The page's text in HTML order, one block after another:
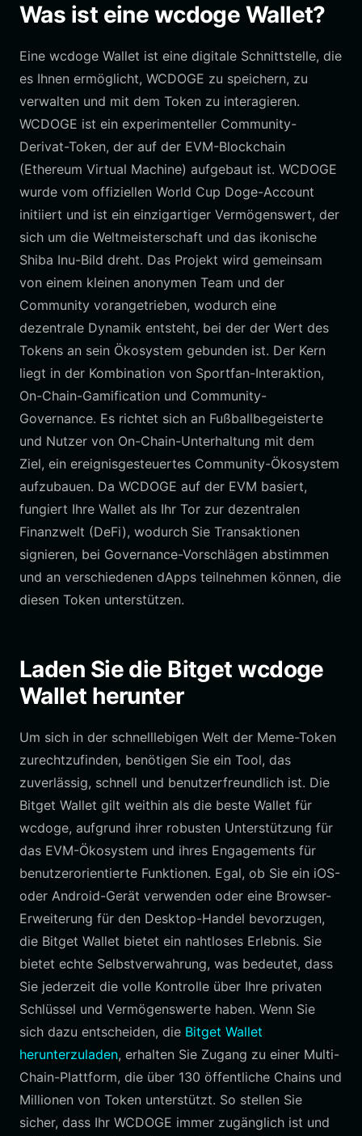
Was ist eine wcdoge Wallet?
Eine wcdoge Wallet ist eine digitale Schnittstelle, die
es Ihnen ermöglicht, WCDOGE zu speichern, zu
verwalten und mit dem Token zu interagieren.
WCDOGE ist ein experimenteller Community-
Derivat-Token, der auf der EVM-Blockchain
(Ethereum Virtual Machine) aufgebaut ist. WCDOGE
wurde vom offiziellen World Cup Doge-Account
initiiert und ist ein einzigartiger Vermögenswert, der
sich um die Weltmeisterschaft und das ikonische
Shiba Inu-Bild dreht. Das Projekt wird gemeinsam
von einem kleinen anonymen Team und der
Community vorangetrieben, wodurch eine
dezentrale Dynamik entsteht, bei der der Wert des
Tokens an sein Ökosystem gebunden ist. Der Kern
liegt in der Kombination von Sportfan-Interaktion,
On-Chain-Gamification und Community-
Governance. Es richtet sich an Fußballbegeisterte
und Nutzer von On-Chain-Unterhaltung mit dem
Ziel, ein ereignisgesteuertes Community-Ökosystem
aufzubauen. Da WCDOGE auf der EVM basiert,
fungiert Ihre Wallet als Ihr Tor zur dezentralen
Finanzwelt (DeFi), wodurch Sie Transaktionen
signieren, bei Governance-Vorschlägen abstimmen
und an verschiedenen dApps teilnehmen können, die
diesen Token unterstützen.
Laden Sie die Bitget wcdoge
Wallet herunter
Um sich in der schnelllebigen Welt der Meme-Token
zurechtzufinden, benötigen Sie ein Tool, das
zuverlässig, schnell und benutzerfreundlich ist. Die
Bitget Wallet gilt weithin als die beste Wallet für
wcdoge, aufgrund ihrer robusten Unterstützung für
das EVM-Ökosystem und ihres Engagements für
benutzerorientierte Funktionen. Egal, ob Sie ein iOS-
oder Android-Gerät verwenden oder eine Browser-
Erweiterung für den Desktop-Handel bevorzugen,
die Bitget Wallet bietet ein nahtloses Erlebnis. Sie
bietet echte Selbstverwahrung, was bedeutet, dass
Sie jederzeit die volle Kontrolle über Ihre privaten
Schlüssel und Vermögenswerte haben. Wenn Sie
sich dazu entscheiden, die Bitget Wallet
herunterzuladen, erhalten Sie Zugang zu einer Multi-
Chain-Plattform, die über 130 öffentliche Chains und
Millionen von Token unterstützt. So stellen Sie
sicher, dass Ihr WCDOGE immer zugänglich ist und